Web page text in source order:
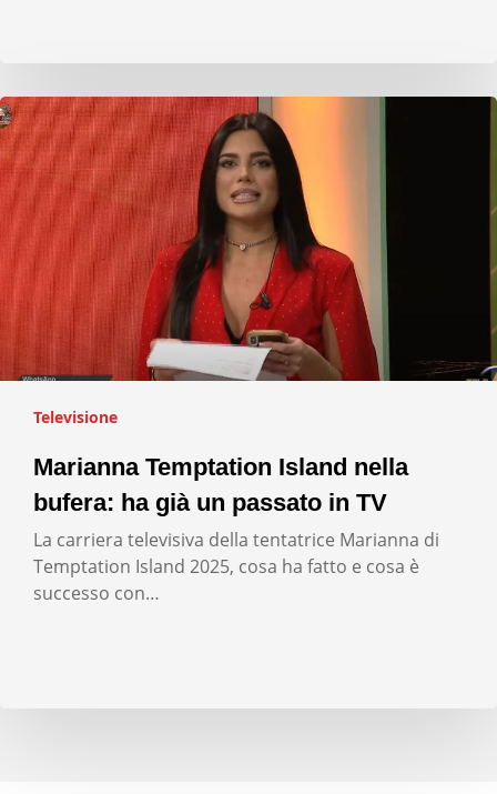
Televisione
Marianna Temptation Island nella
bufera: ha già un passato in TV
La carriera televisiva della tentatrice Marianna di
Temptation Island 2025, cosa ha fatto e cosa è
successo con…